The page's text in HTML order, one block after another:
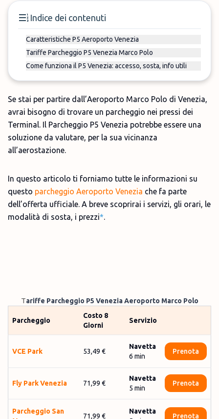
Indice dei contenuti
Caratteristiche P5 Aeroporto Venezia
Tariffe Parcheggio P5 Venezia Marco Polo
Come funziona il P5 Venezia: accesso, sosta, info utili
Se stai per partire dall’Aeroporto Marco Polo di Venezia,
avrai bisogno di trovare un parcheggio nei pressi dei
Terminal. Il Parcheggio P5 Venezia potrebbe essere una
soluzione da valutare, per la sua vicinanza
all’aerostazione.
In questo articolo ti forniamo tutte le informazioni su
questo parcheggio Aeroporto Venezia che fa parte
dell’offerta ufficiale. A breve scoprirai i servizi, gli orari, le
modalità di sosta, i prezzi*.
Tariffe Parcheggio P5 Venezia Aeroporto Marco Polo
Parcheggio
Costo 8
Giorni
Servizio
VCE Park 53,49 €
Navetta
6 min
Prenota
Fly Park Ve­ne­zia 71,99 €
Navetta
5 min
Prenota
Par­cheg­gio San
71,99 €
Navetta
Prenota